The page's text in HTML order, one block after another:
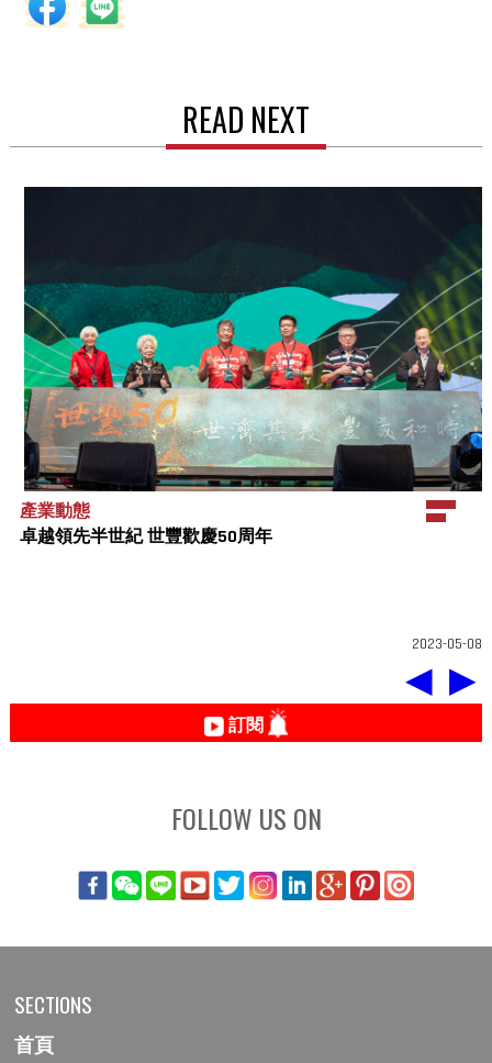
READ NEXT
產業動態
卓越領先半世紀 世豐歡慶50周年
2023-05-08
◀ ▶
訂閱
FOLLOW US ON
SECTIONS
首頁